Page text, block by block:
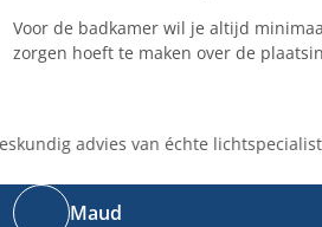
Voor de badkamer wil je altijd
zorgen hoeft te maken over de
advies van échte
Maud